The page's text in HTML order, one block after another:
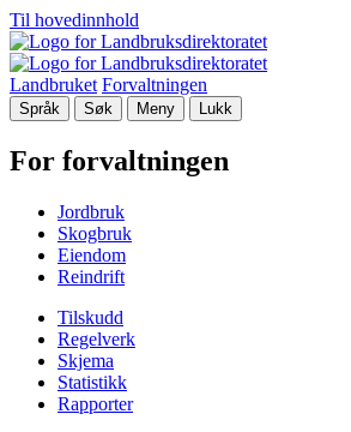
Til hovedinnhold
Landbruket Forvaltningen
Språk Søk Meny Lukk
For forvaltningen
Jordbruk
Skogbruk
Eiendom
Reindrift
Tilskudd
Regelverk
Skjema
Statistikk
Rapporter